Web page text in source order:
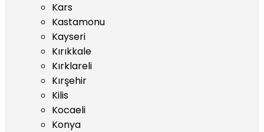
Kars
Kastamonu
Kayseri
Kırıkkale
Kırklareli
Kırşehir
Kilis
Kocaeli
Konya